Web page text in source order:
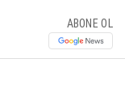
ABONE OL